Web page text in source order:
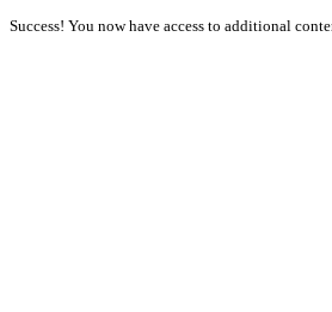
Success! You now have access to additional